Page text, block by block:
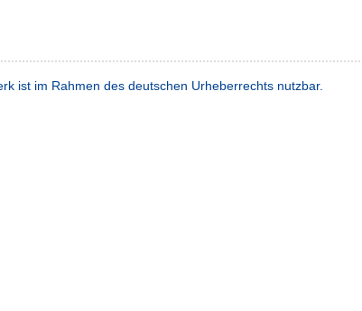
ist im Rahmen des deutschen Urheberrechts nutzbar.